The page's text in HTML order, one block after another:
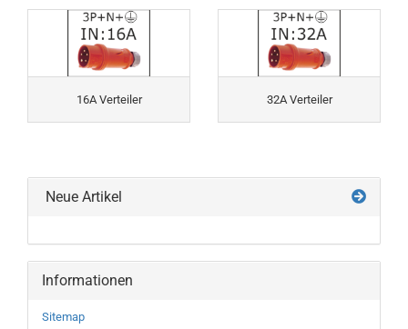
16A Verteiler 32A Verteiler
Neue Artikel
Informationen
Sitemap